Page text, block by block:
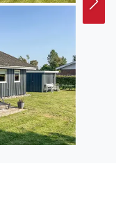
darunter
Mühlen
das Schloss
erbaut
über die
und der
auch ein
hübsche